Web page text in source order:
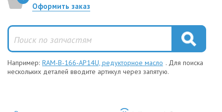
Оформить заказ
Например: RAM-B-166-AP14U, редукторное масло . Для поиска
нескольких деталей вводите артикул через запятую.